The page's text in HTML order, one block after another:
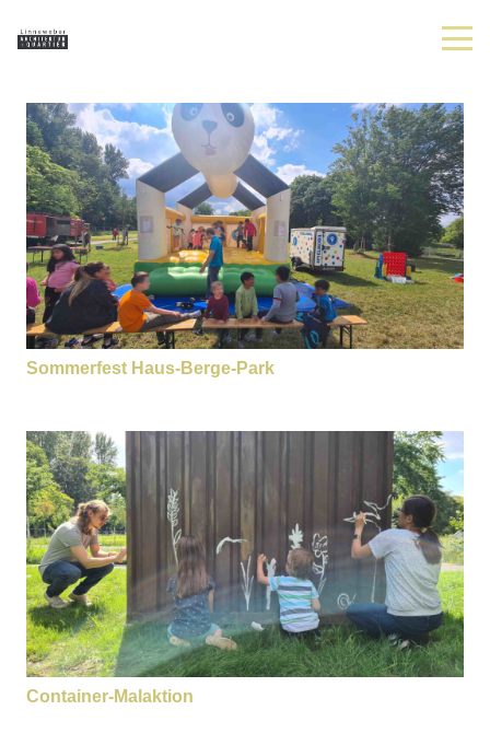
Sommerfest Haus-Berge-Park
Container-Malaktion